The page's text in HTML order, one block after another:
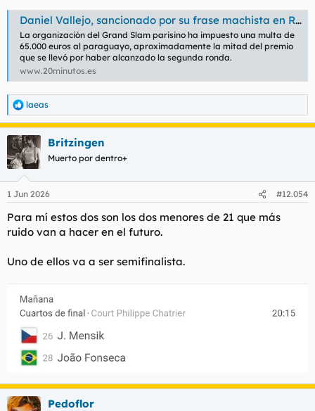
Daniel Vallejo, sancionado por su frase machista en Roland Garros: "Es difícil que una mujer pueda arbitrar estos partidos"
La organización del Grand Slam parisino ha impuesto una multa de
65.000 euros al paraguayo, aproximadamente la mitad del premio
que se llevó por haber alcanzado la segunda ronda.
www.20minutos.es
R
e
a
c
c
i
e
:
laeas
Britzingen
Muerto por dentro+
1 Jun 2026 #12.054
Para mí estos dos son los dos menores de 21 que más
ruido van a hacer en el futuro.
Uno de ellos va a ser semifinalista.
Pedoflor